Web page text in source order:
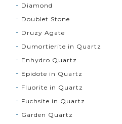
Diamond
Doublet Stone
Druzy Agate
Dumortierite in Quartz
Enhydro Quartz
Epidote in Quartz
Fluorite in Quartz
Fuchsite in Quartz
Garden Quartz